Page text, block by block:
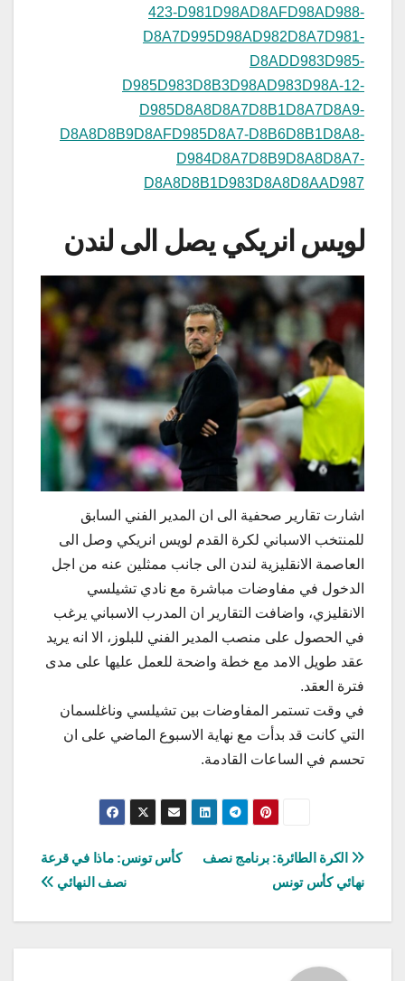
423-D981D98AD8AFD98AD988-
D8A7D995D98AD982D8A7D981-
D8ADD983D985-
D985D983D8B3D98AD983D98A-12-
D985D8A8D8A7D8B1D8A7D8A9-
D8A8D8B9D8AFD985D8A7-D8B6D8B1D8A8-
D984D8A7D8B9D8A8D8A7-
D8A8D8B1D983D8A8D8AAD987
لويس انريكي يصل الى لندن
اشارت تقارير صحفية الى ان المدير الفني السابق
للمنتخب الاسباني لكرة القدم ​لويس انريكي​ وصل الى
العاصمة الانقليزية لندن الى جانب ممثلين عنه من اجل
الدخول في مفاوضات مباشرة مع نادي ​تشيلسي​
الانقليزي، واضافت التقارير ان المدرب الاسباني يرغب
في الحصول على منصب المدير الفني للبلوز، الا انه يريد
عقد طويل الامد مع خطة واضحة للعمل عليها على مدى
فترة العقد.
في وقت تستمر المفاوضات بين تشيلسي وناغلسمان
التي كانت قد بدأت مع نهاية الاسبوع الماضي على ان
تحسم في الساعات القادمة.
تصفّح
المقالات
كأس تونس: ماذا في قرعة
نصف النهائي
الكرة الطائرة: برنامج نصف
نهائي كأس تونس